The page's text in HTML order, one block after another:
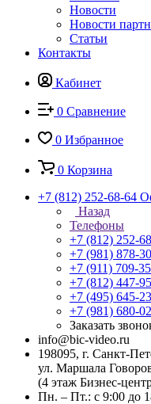
Новости
Новости
Статьи
Контакты
Кабинет
0 Сравнение
0 Избранное
0 Корзина
+7 (812) 252-68-64
Назад
Телефоны
+7 (812) 252-
+7 (981) 878-
+7 (911) 709-
+7 (812) 447-
+7 (495) 645-
+7 (981) 680-
Заказать
info@bic-video.ru
198095, г. Санкт-
ул. Маршала
(4 этаж Бизнес-
Пн. – Пт.: с 9:00 до